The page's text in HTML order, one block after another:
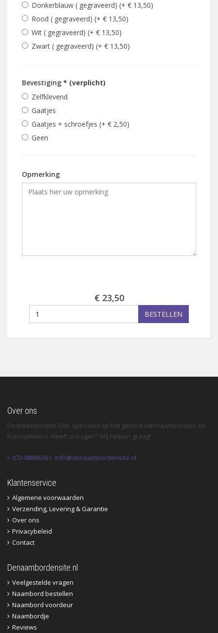
Donkerblauw ( gegraveerd) (+ € 13,50)
Rood ( gegraveerd) (+ € 13,50)
Wit ( gegraveerd) (+ € 13,50)
Zwart ( gegraveerd) (+ € 13,50)
Bevestiging * (verplicht)
Zelfklevend
Gaatjes
Gaatjes + schroefjes (+ € 2,50)
Geen
Opmerking
€ 23,50
BESTELLEN
Over ons
De Naamborden Site, specialist op het gebied van naambordjes en
huisnummers. Heeft u vragen? Wij helpen graag!
072-8888636 info@denaambordensite.nl
Klantenservice
Algemene voorwaarden
Verzending, Levering & Garantie
Over ons
Privacybeleid
Contact
Denaambordensite.nl
Veelgestelde vragen
Naambord bestellen
Naambord voordeur
Naambordje
Reviews